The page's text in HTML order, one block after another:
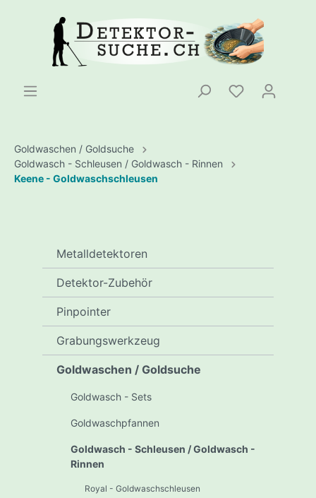
Goldwaschen / Goldsuche
Goldwasch - Schleusen / Goldwasch - Rinnen
Keene - Goldwaschschleusen
Metalldetektoren
Detektor-Zubehör
Pinpointer
Grabungswerkzeug
Goldwaschen / Goldsuche
Goldwasch - Sets
Goldwaschpfannen
Goldwasch - Schleusen / Goldwasch -
Rinnen
Royal - Goldwaschschleusen